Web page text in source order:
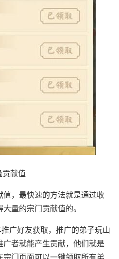
献值
，最快速的方法就是通过收
量的宗门贡献值的。
广好友获取，推广的弟子玩山
者就能产生贡献，他们就是